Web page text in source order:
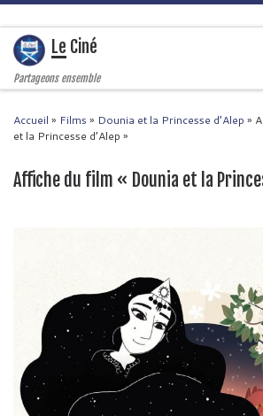
Passer au contenu
Le Ciné
Partageons ensemble
Accueil » Films » Dounia et la Princesse d’Alep »
et la Princesse d’Alep »
Affiche du film « Dounia et la